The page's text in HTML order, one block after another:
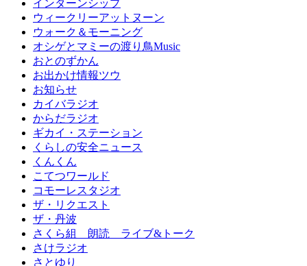
インターンシップ
ウィークリーアットヌーン
ウォーク＆モーニング
オシゲとマミーの渡り鳥Music
おとのずかん
お出かけ情報ツウ
お知らせ
カイバラジオ
からだラジオ
ギカイ・ステーション
くらしの安全ニュース
くんくん
こてつワールド
コモーレスタジオ
ザ・リクエスト
ザ・丹波
さくら組 朗読 ライブ&トーク
さけラジオ
さとゆり